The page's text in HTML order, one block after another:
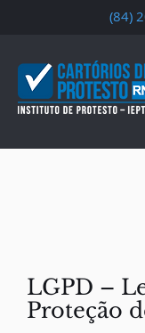
(84)
LGPD –
Proteção